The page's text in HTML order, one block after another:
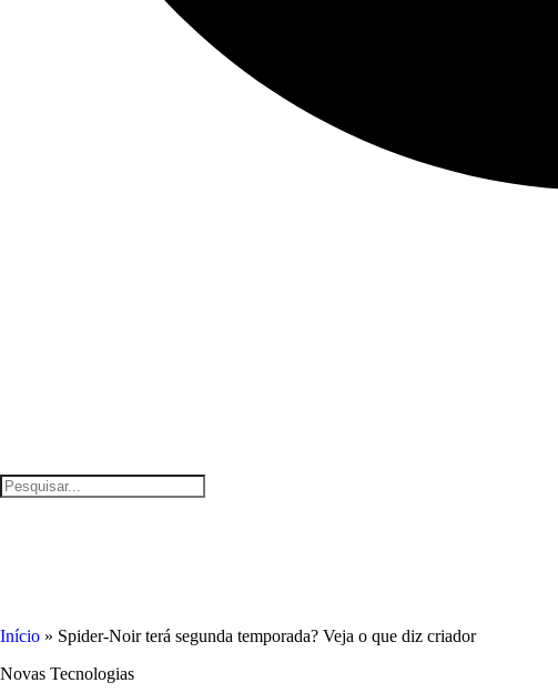
Início » Spider-Noir terá segunda temporada? Veja o que diz criador
Novas Tecnologias